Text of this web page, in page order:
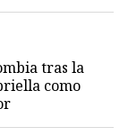
tras la
como